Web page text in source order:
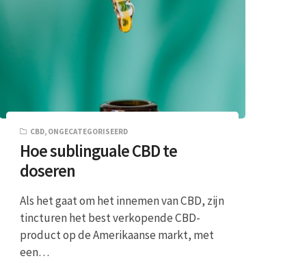
CBD, ONGECATEGORISEERD
Hoe sublinguale CBD te
doseren
Als het gaat om het innemen van CBD, zijn
tincturen het best verkopende CBD-
product op de Amerikaanse markt, met
een…